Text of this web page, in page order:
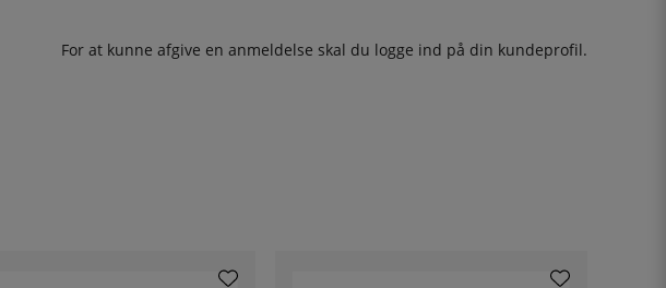
For at kunne afgive en anmeldelse skal du logge ind på din kundeprofil.